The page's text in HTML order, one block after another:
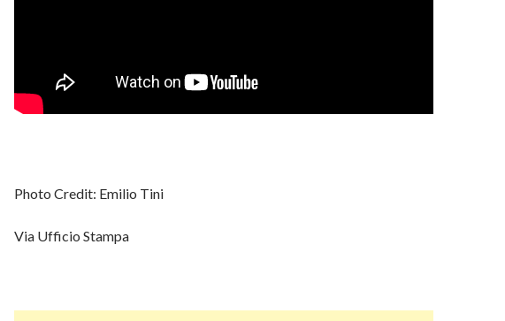
Photo Credit: Emilio Tini
Via Ufficio Stampa